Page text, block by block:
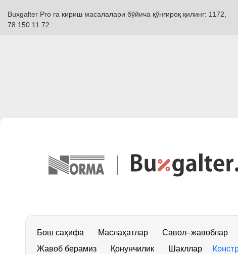
Buxgalter Pro га кириш масалалари бўйича қўнғироқ қилинг: 1172,
78 150 11 72
Бош саҳифа Маслаҳатлар Савол–жавоблар
Жавоб берамиз
Қонунчилик Шакллар